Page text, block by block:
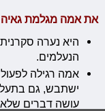
את אמה מגלמת גאיה
היא נערה
הנעלמים.
אמה רגילה
ישתבש, גם
עושה דברים